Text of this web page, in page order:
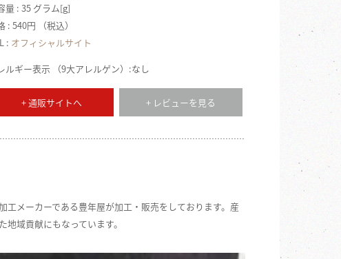
量 : 35 グラム[g]
: 540円 （税込）
: オフィシャルサイト
ルギー表示 （9大アレルゲン）:なし
+ 通販サイトへ + レビューを見る
メーカーである豊年屋が加工・販売をしております。産
域貢献にもなっています。